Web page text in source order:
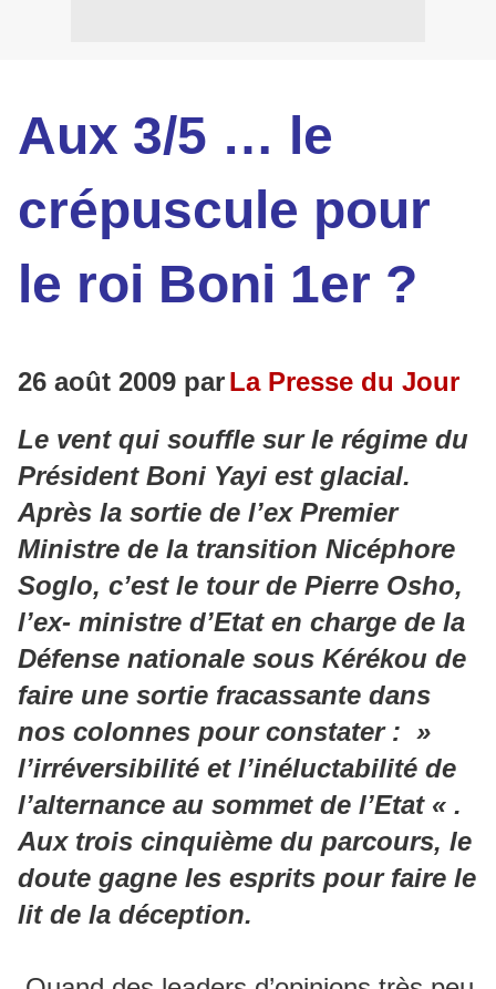
Aux 3/5 … le
crépuscule pour
le roi Boni 1er ?
26 août 2009 parLa Presse du Jour
Le vent qui souffle sur le régime du
Président Boni Yayi est glacial.
Après la sortie de l’ex Premier
Ministre de la transition Nicéphore
Soglo, c’est le tour de Pierre Osho,
l’ex- ministre d’Etat en charge de la
Défense nationale sous Kérékou de
faire une sortie fracassante dans
nos colonnes pour constater : »
l’irréversibilité et l’inéluctabilité de
l’alternance au sommet de l’Etat « .
Aux trois cinquième du parcours, le
doute gagne les esprits pour faire le
lit de la déception.